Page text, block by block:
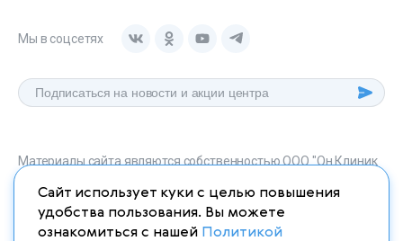
Мы в соцсетях
Материалы сайта являются собственностью ООО "Он Клиник
onclinic-ryazan.ru запрещено в соответствии со статьей 1259
ГК. РФ.
Сайт использует куки с целью повышения
удобства пользования. Вы можете
ознакомиться с нашей Политикой